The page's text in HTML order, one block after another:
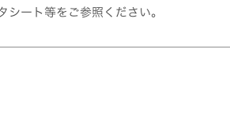
シート等をご参照ください。